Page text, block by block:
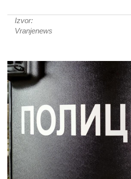
Izvor:
Vranjenews